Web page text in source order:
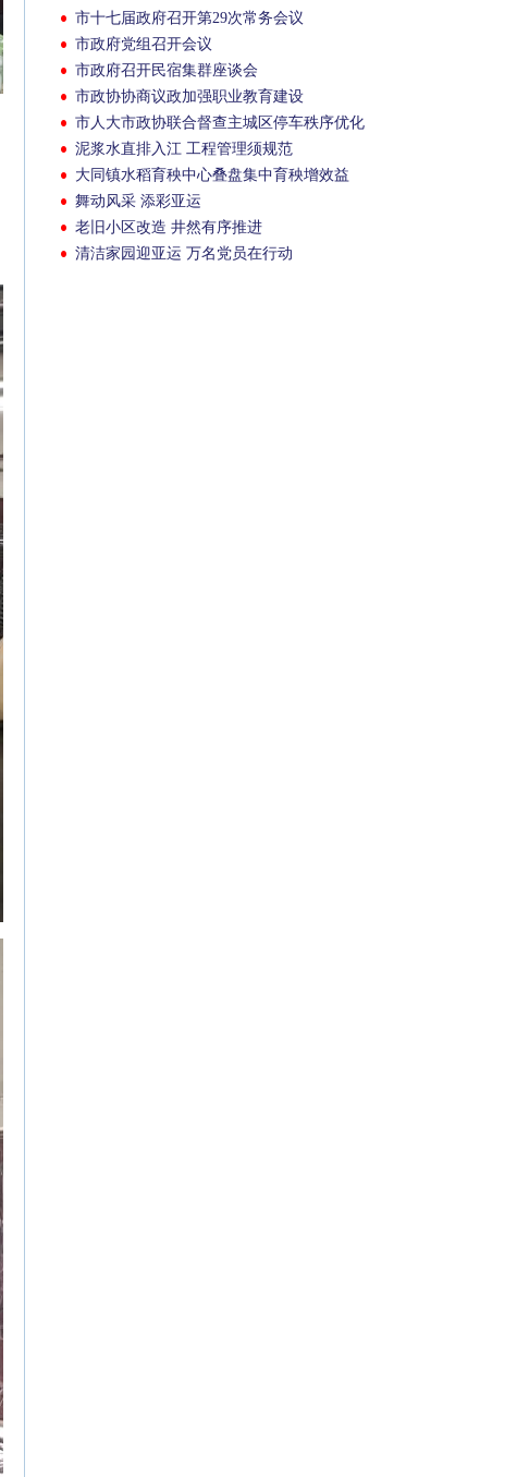
市十七届政府召开第29次常务会议
市政府党组召开会议
市政府召开民宿集群座谈会
市政协协商议政加强职业教育建设
市人大市政协联合督查主城区停车秩序优化
提升工作
泥浆水直排入江 工程管理须规范
大同镇水稻育秧中心叠盘集中育秧增效益
舞动风采 添彩亚运
老旧小区改造 井然有序推进
清洁家园迎亚运 万名党员在行动